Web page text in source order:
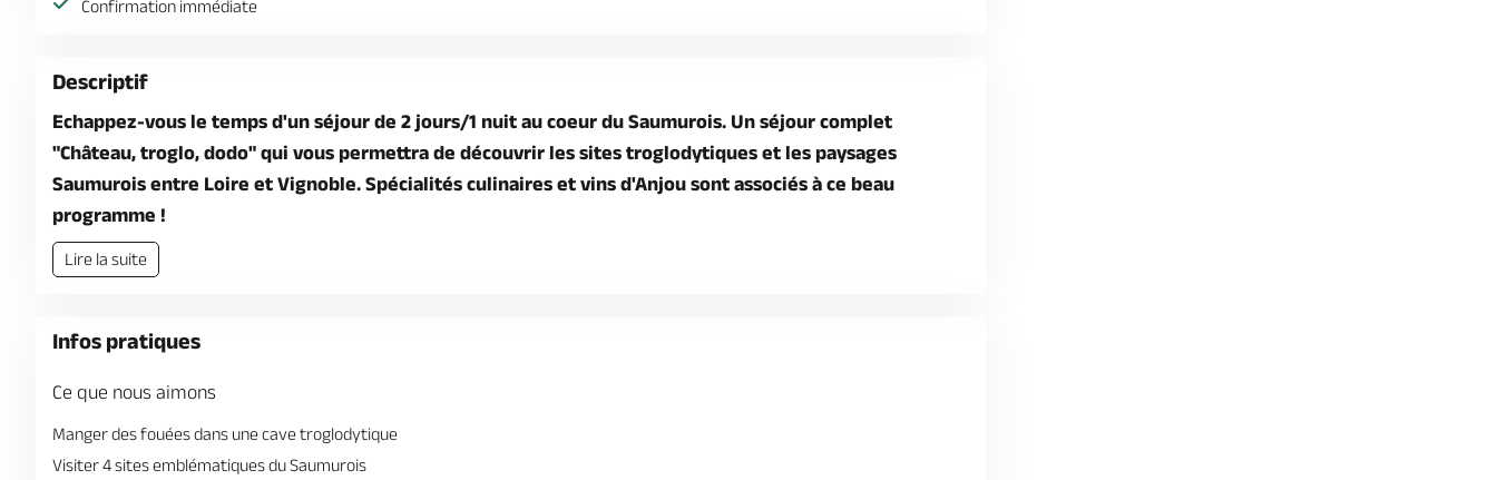
Confirmation immédiate
Descriptif
Echappez-vous le temps d'un séjour de 2 jours/1 nuit au coeur du Saumurois. Un séjour complet
"Château, troglo, dodo" qui vous permettra de découvrir les sites troglodytiques et les paysages
Saumurois entre Loire et Vignoble. Spécialités culinaires et vins d'Anjou sont associés à ce beau
programme !
Lire la suite
Infos pratiques
Ce que nous aimons
Manger des fouées dans une cave troglodytique
Visiter 4 sites emblématiques du Saumurois